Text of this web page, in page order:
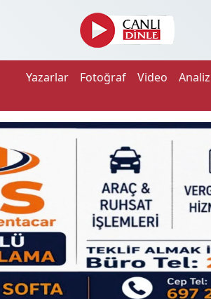
Yazarlar Fotoğraf Video Analiz